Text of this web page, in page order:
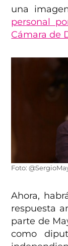
una
personal
Cámara de
Foto:
Ahora,
respuesta
parte de
como